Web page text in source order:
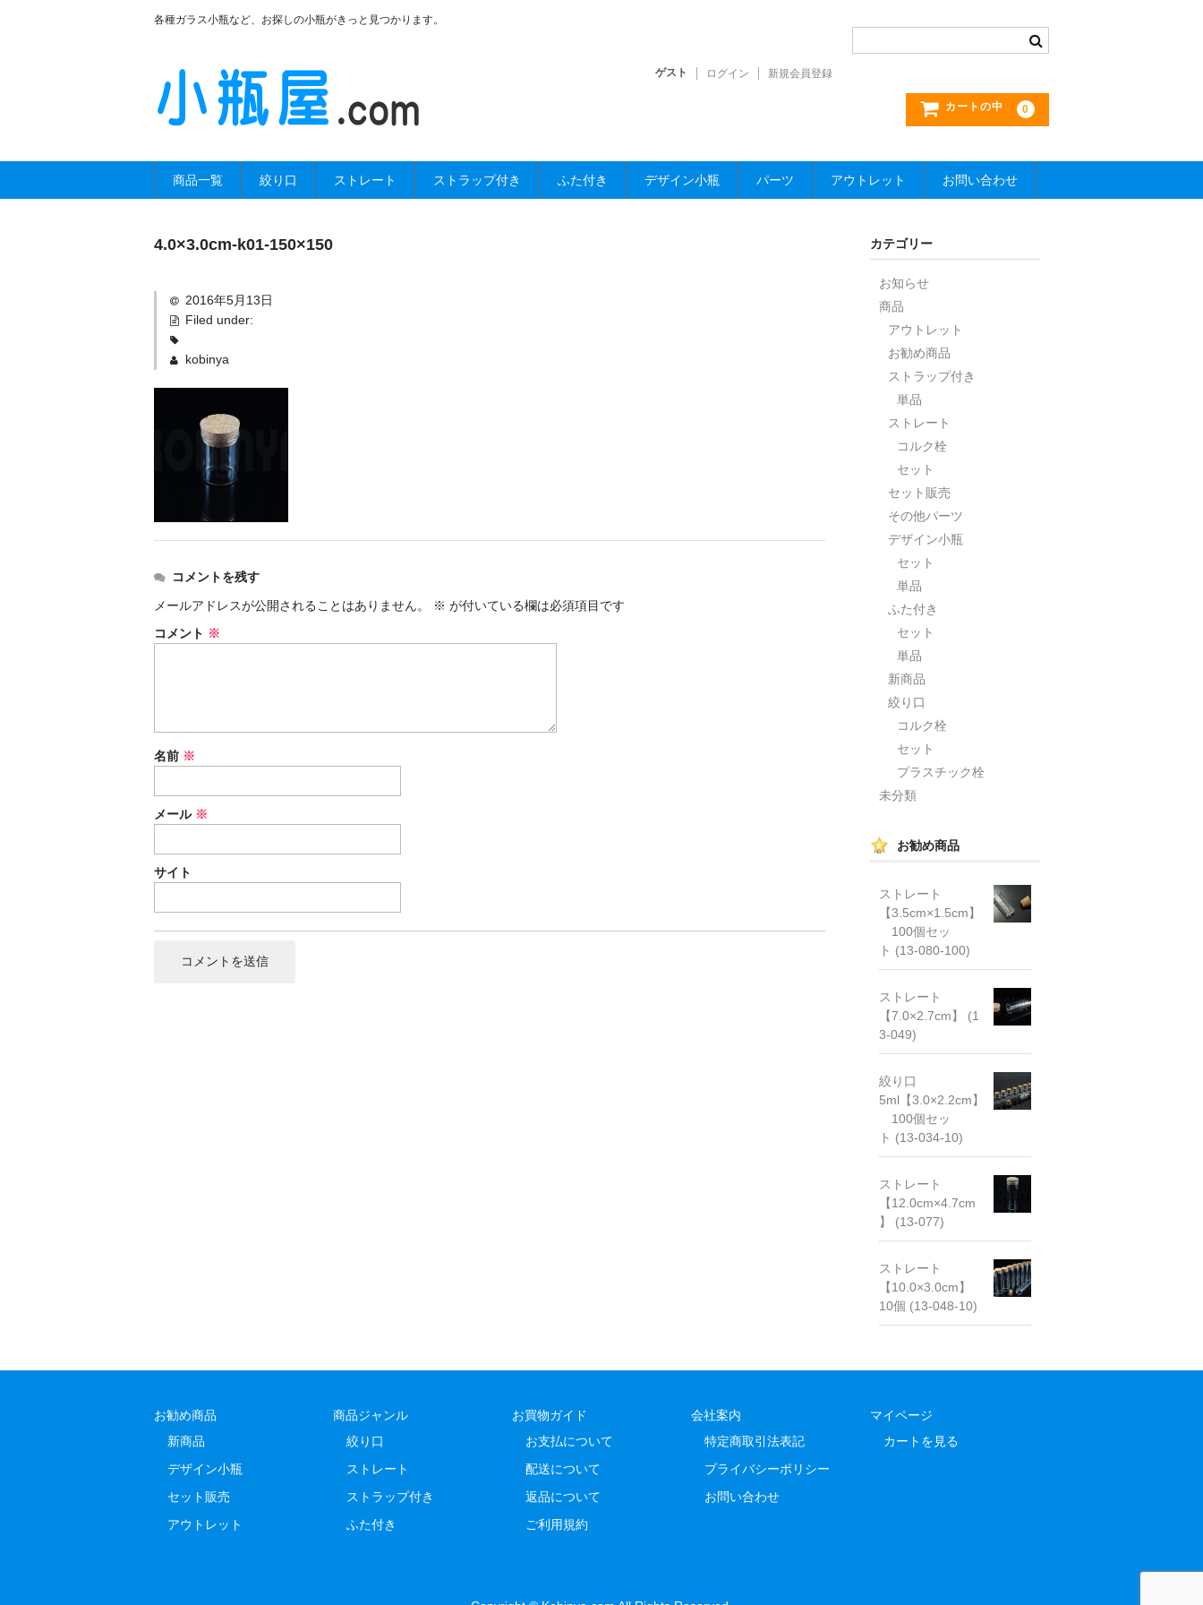
各種ガラス小瓶など、お探しの小瓶がきっと見つかります。
ゲスト ログイン 新規会員登録
カートの中 0
商品一覧 絞り口 ストレート ストラップ付き ふた付き デザイン小瓶 パーツ アウトレット お問い合わせ
4.0×3.0cm-k01-150×150
2016年5月13日
Filed under:
kobinya
コメントを残す
メールアドレスが公開されることはありません。
※ が付いている欄は必須項目です
コメント ※
名前 ※
メール ※
サイト
カテゴリー
お知らせ
商品
アウトレット
お勧め商品
ストラップ付き
単品
ストレート
コルク栓
セット
セット販売
その他パーツ
デザイン小瓶
セット
単品
ふた付き
セット
単品
新商品
絞り口
コルク栓
セット
プラスチック栓
未分類
お勧め商品
ストレート
【3.5cm×1.5cm】
100個セッ
ト (13-080-100)
ストレート
【7.0×2.7cm】 (1
3-049)
絞り口
5ml【3.0×2.2cm】
100個セッ
ト (13-034-10)
ストレート
【12.0cm×4.7cm
】 (13-077)
ストレート
【10.0×3.0cm】
10個 (13-048-10)
お勧め商品
新商品
デザイン小瓶
セット販売
アウトレット
商品ジャンル
絞り口
ストレート
ストラップ付き
ふた付き
お買物ガイド
お支払について
配送について
返品について
ご利用規約
会社案内
特定商取引法表記
プライバシーポリシー
お問い合わせ
マイページ
カートを見る